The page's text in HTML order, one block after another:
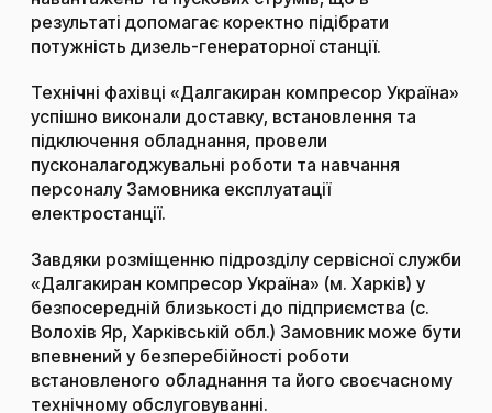
результаті допомагає коректно підібрати
потужність дизель-генераторної станції.
Технічні фахівці «Далгакиран компресор Україна»
успішно виконали доставку, встановлення та
підключення обладнання, провели
пусконалагоджувальні роботи та навчання
персоналу Замовника експлуатації
електростанції.
Завдяки розміщенню підрозділу сервісної служби
«Далгакиран компресор Україна» (м. Харків) у
безпосередній близькості до підприємства (с.
Волохів Яр, Харківській обл.) Замовник може бути
впевнений у безперебійності роботи
встановленого обладнання та його своєчасному
технічному обслуговуванні.